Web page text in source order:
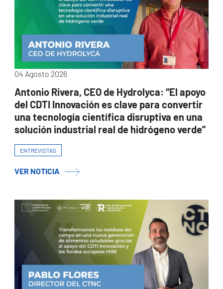
04 Agosto 2026
Antonio Rivera, CEO de Hydrolyca: “El apoyo
del CDTI Innovación es clave para convertir
una tecnología científica disruptiva en una
solución industrial real de hidrógeno verde”
ENTREVISTAS
VER NOTICIA